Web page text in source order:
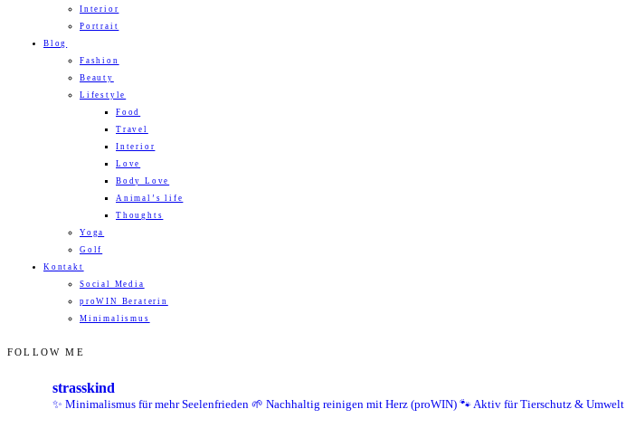
Interior
Portrait
Blog
Fashion
Beauty
Lifestyle
Food
Travel
Interior
Love
Body Love
Animal’s life
Thoughts
Yoga
Golf
Kontakt
Social Media
proWIN Beraterin
Minimalismus
FOLLOW ME
strasskind
✨ Minimalismus für mehr Seelenfrieden 🌱 Nachhaltig reinigen mit Herz (proWIN) 🐾 Aktiv für Tierschutz & Umwelt